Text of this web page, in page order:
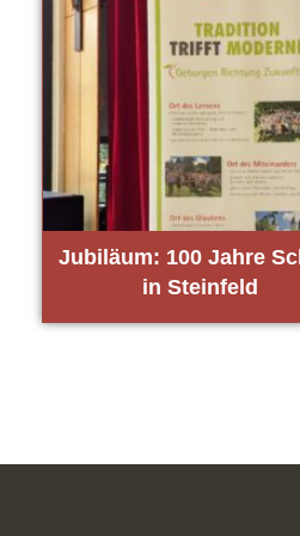
Jubi­lä­um: 100 Jah­re
in Stein­feld